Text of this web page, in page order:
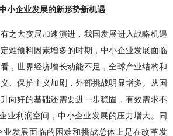
小企业发展的新形势新机遇
大变局加速演进，我国发展进入战略机遇
难预料因素增多的时期，中小企业发展面临
，世界经济增长动能不足，全球产业结构和
、保护主义加剧，外部挑战明显增多。从国
向好的基础还需要进一步稳固，有效需求不
业利润空间，中小企业发展的压力增大。同
业发展面临的困难和挑战总体上是在改革发